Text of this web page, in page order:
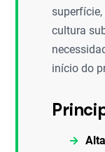
cultura
início do